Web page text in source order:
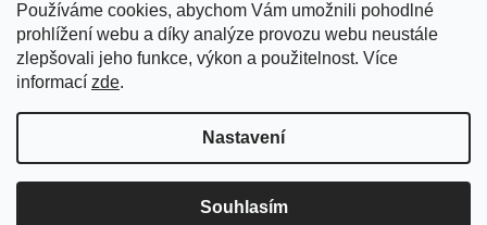
Používáme cookies, abychom Vám umožnili pohodlné
prohlížení webu a díky analýze provozu webu neustále
zlepšovali jeho funkce, výkon a použitelnost. Více
informací zde.
Nastavení
Souhlasím
Radnická 4, Brno
úterý–pátek 11–19 h
sobota 14–19 h
+420 702 152 298